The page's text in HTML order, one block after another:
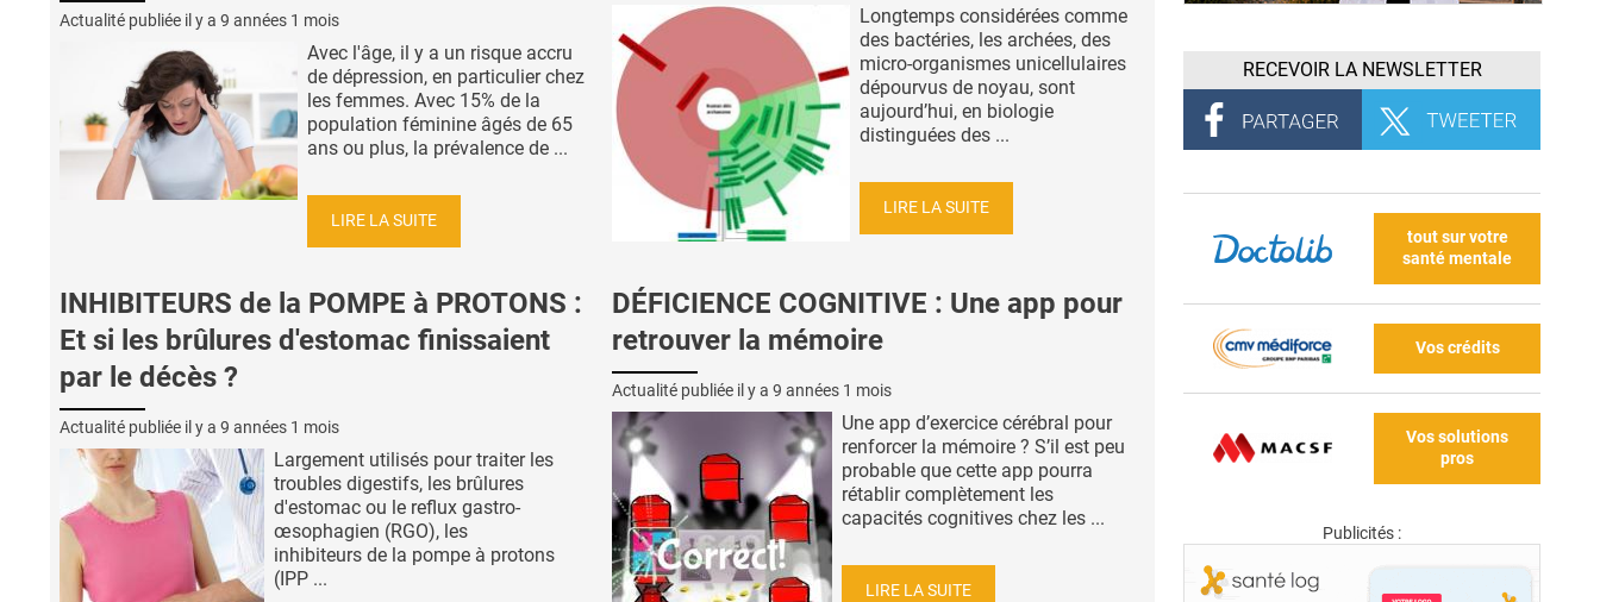
Actualité publiée il y a 9 années 1 mois
Avec l'âge, il y a un risque accru
de dépression, en particulier chez
les femmes. Avec 15% de la
population féminine âgés de 65
ans ou plus, la prévalence de ...
LIRE LA SUITE
Longtemps considérées comme
des bactéries, les archées, des
micro-organismes unicellulaires
dépourvus de noyau, sont
aujourd’hui, en biologie
distinguées des ...
LIRE LA SUITE
INHIBITEURS de la POMPE à PROTONS :
Et si les brûlures d'estomac finissaient
par le décès ?
Actualité publiée il y a 9 années 1 mois
Largement utilisés pour traiter les
troubles digestifs, les brûlures
d'estomac ou le reflux gastro-
œsophagien (RGO), les
inhibiteurs de la pompe à protons
(IPP ...
DÉFICIENCE COGNITIVE : Une app pour
retrouver la mémoire
Actualité publiée il y a 9 années 1 mois
Une app d’exercice cérébral pour
renforcer la mémoire ? S’il est peu
probable que cette app pourra
rétablir complètement les
capacités cognitives chez les ...
LIRE LA SUITE
RECEVOIR LA NEWSLETTER
tout sur votre
santé mentale
Vos crédits
Vos solutions
pros
Publicités :